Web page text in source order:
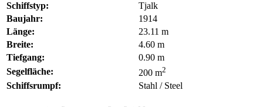
Schiffstyp:
Tjalk
Baujahr:
1914
Länge:
23.11 m
Breite:
4.60 m
Tiefgang:
0.90 m
Segelfläche:
200 m2
Schiffsrumpf: Stahl / Steel